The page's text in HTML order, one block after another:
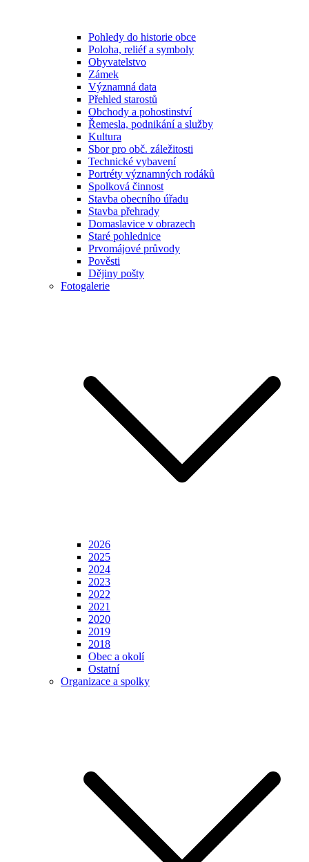
Pohledy do historie obce
Poloha, reliéf a symboly
Obyvatelstvo
Zámek
Významná data
Přehled starostů
Obchody a pohostinství
Řemesla, podnikání a služby
Kultura
Sbor pro obč. záležitosti
Technické vybavení
Portréty významných rodáků
Spolková činnost
Stavba obecního úřadu
Stavba přehrady
Domaslavice v obrazech
Staré pohlednice
Prvomájové průvody
Pověsti
Dějiny pošty
Fotogalerie
2026
2025
2024
2023
2022
2021
2020
2019
2018
Obec a okolí
Ostatní
Organizace a spolky